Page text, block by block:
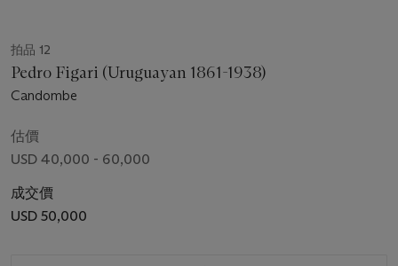
拍品 12
Pedro Figari (Uruguayan 1861-1938)
Candombe
估價
USD 40,000 - 60,000
成交價
USD 50,000